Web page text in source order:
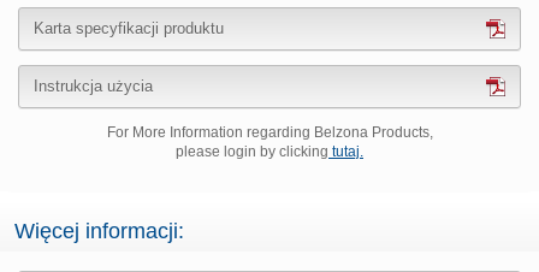
Karta specyfikacji produktu
Instrukcja użycia
For More Information regarding Belzona Products,
please login by clicking tutaj.
Więcej informacji: